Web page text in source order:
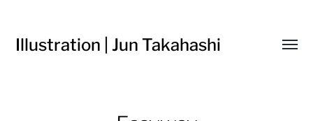
Illustration | Jun Takahashi